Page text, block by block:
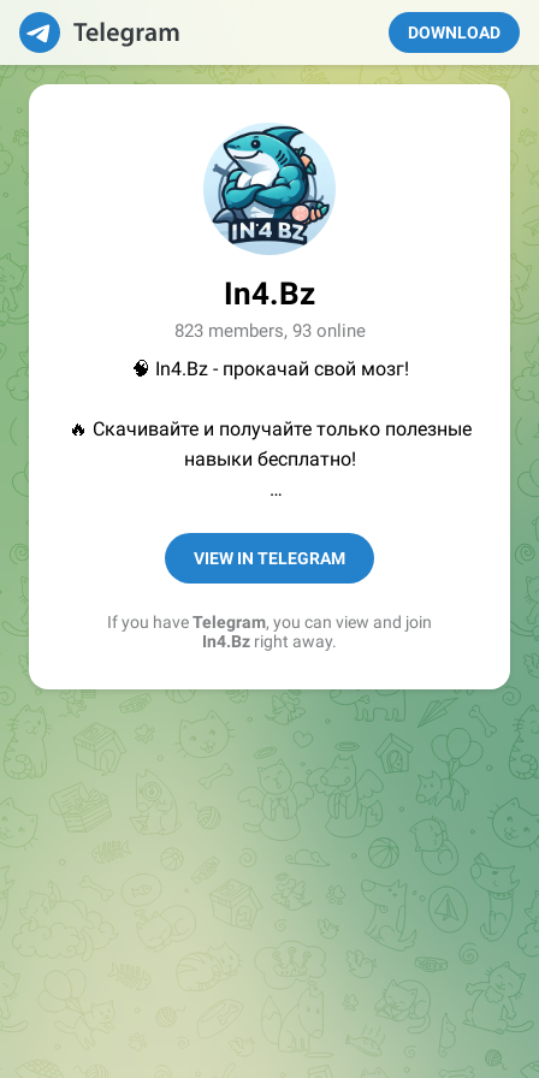
DOWNLOAD
In4.Bz
823 members, 93 online
🧠 In4.Bz - прокачай свой мозг!
🔥 Скачивайте и получайте только полезные
навыки бесплатно!
➖ in4.bz/
➖ https://t.me/in4bz
➖ twitter.com/bz_in4
➖ https://t.me/in4news
VIEW IN TELEGRAM
If you haveTelegram, you can view and join
In4.Bz right away.